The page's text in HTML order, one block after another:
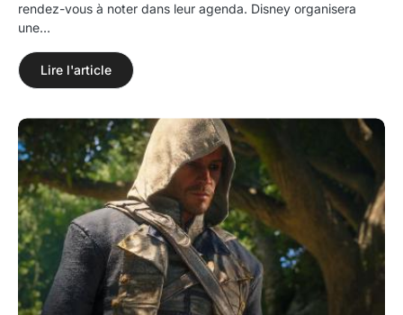
rendez-vous à noter dans leur agenda. Disney organisera
une…
Lire l'article